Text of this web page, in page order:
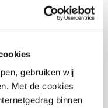
gebruiken wij
Met de cookies
binnen